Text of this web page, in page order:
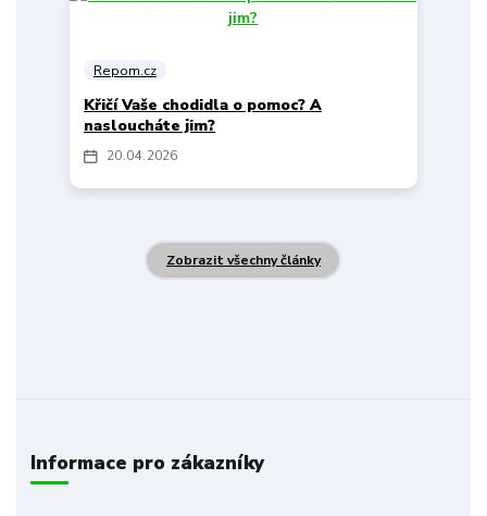
20 04 2026
Repom.cz
Křičí Vaše chodidla o pomoc? A
nasloucháte jim?
Zobrazit všechny články
Informace pro zákazníky